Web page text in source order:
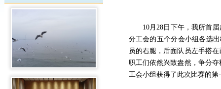
10月28 日下午，我所首
分工会的五个分会小组各选出
员的右腿，后面队员左手搭
职工们依然兴致盎然，争分
工会小组获得了此次比赛的第